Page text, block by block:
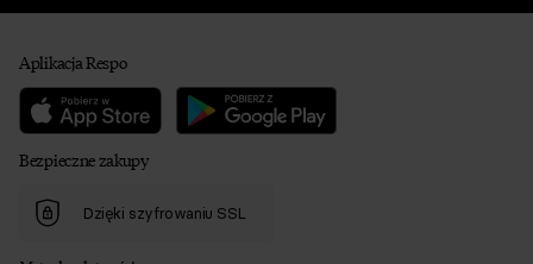
Aplikacja Respo
Bezpieczne zakupy
Dzięki szyfrowaniu SSL